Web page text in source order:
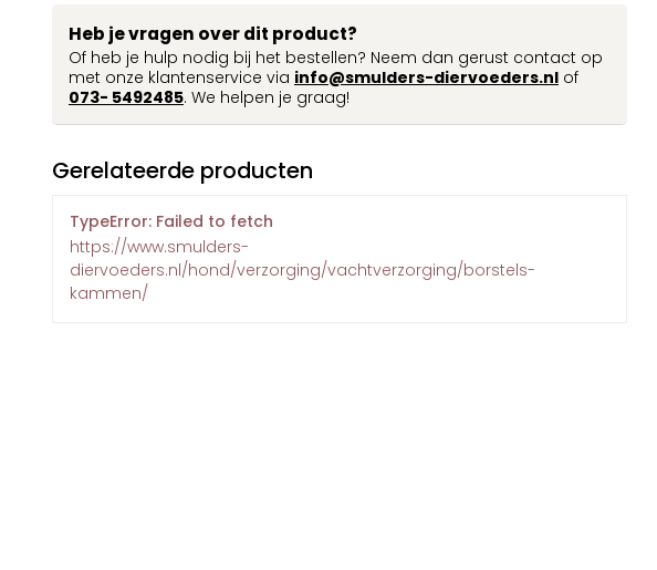
Heb je vragen over dit product?
Of heb je hulp nodig bij het bestellen? Neem dan gerust contact op
met onze klantenservice via info@smulders-diervoeders.nl of
073- 5492485. We helpen je graag!
Gerelateerde producten
TypeError: Failed to fetch
https://www.smulders-
diervoeders.nl/hond/verzorging/vachtverzorging/borstels-
kammen/